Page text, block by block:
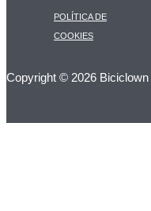
POLÍTICA DE
COOKIES
Copyright © 2026 Biciclown